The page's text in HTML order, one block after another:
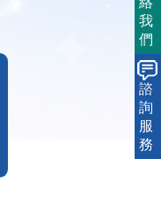
我
們
諮
詢
服
務